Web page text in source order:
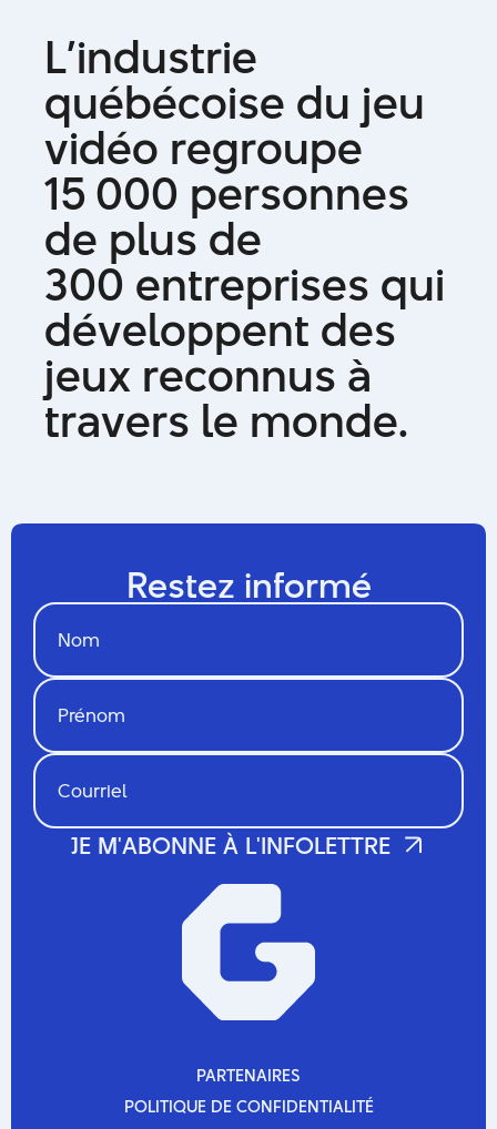
L’industrie
québécoise du jeu
vidéo regroupe
15000 personnes
de plusde
300 entreprises qui
développent des
jeux reconnus à
travers le monde.
Restez informé
PARTENAIRES
PARTENAIRES
POLITIQUE DE CONFIDENTIALITÉ